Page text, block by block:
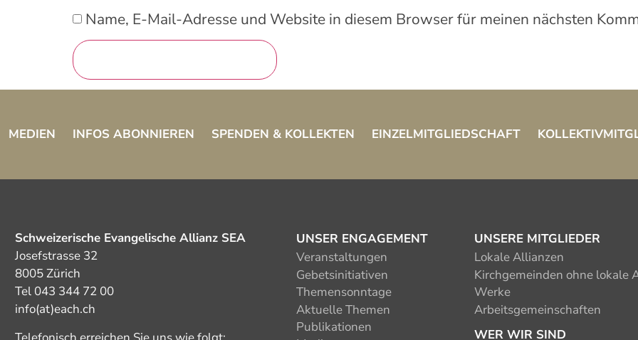
Name, E-Mail-Adresse und Website in diesem Browser für meinen nächsten
MEDIEN INFOS ABONNIEREN SPENDEN & KOLLEKTEN EINZELMITGLIEDSCHAFT
Schweizerische Evangelische Allianz SEA
Josefstrasse 32
8005 Zürich
Tel 043 344 72 00
info(at)each.ch
UNSER ENGAGEMENT
Veranstaltungen
Gebetsinitiativen
Themensonntage
Aktuelle Themen
Publikationen
UNSERE MITGLIEDER
Lokale Allianzen
Kirchgemeinden ohne lokale
Werke
Arbeitsgemeinschaften
WER WIR SIND